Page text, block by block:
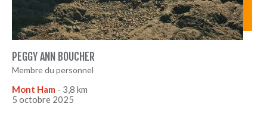
PEGGY ANN BOUCHER
Membre du personnel
Mont Ham - 3,8 km
5 octobre 2025